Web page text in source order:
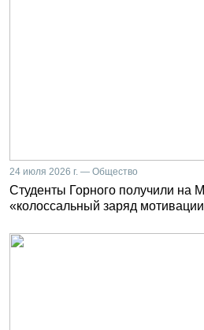
24 июля 2026 г. — Общество
Студенты Горного получили на
«колоссальный заряд